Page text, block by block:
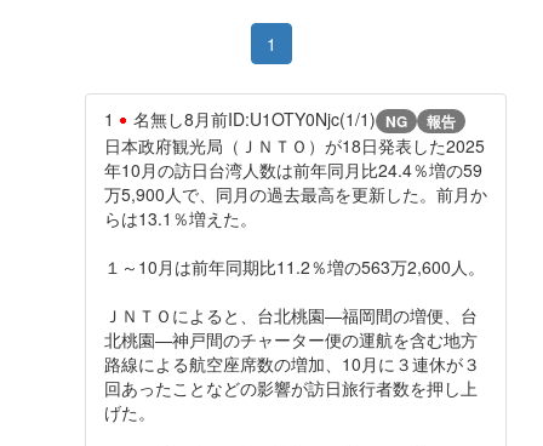
1
1 名無し8月前ID:U1OTY0Njc(1/1) NG 報告
日本政府観光局（ＪＮＴＯ）が18日発表した2025
年10月の訪日台湾人数は前年同月比24.4％増の59
万5,900人で、同月の過去最高を更新した。前月か
らは13.1％増えた。
１～10月は前年同期比11.2％増の563万2,600人。
ＪＮＴＯによると、台北桃園—福岡間の増便、台
北桃園—神戸間のチャーター便の運航を含む地方
路線による航空座席数の増加、10月に３連休が３
回あったことなどの影響が訪日旅行者数を押し上
げた。